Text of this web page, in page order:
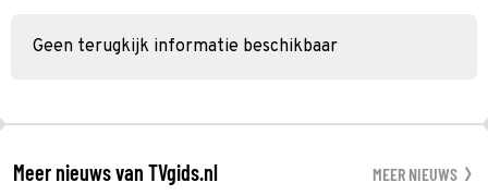
Geen terugkijk informatie beschikbaar
Meer nieuws van TVgids.nl MEER NIEUWS